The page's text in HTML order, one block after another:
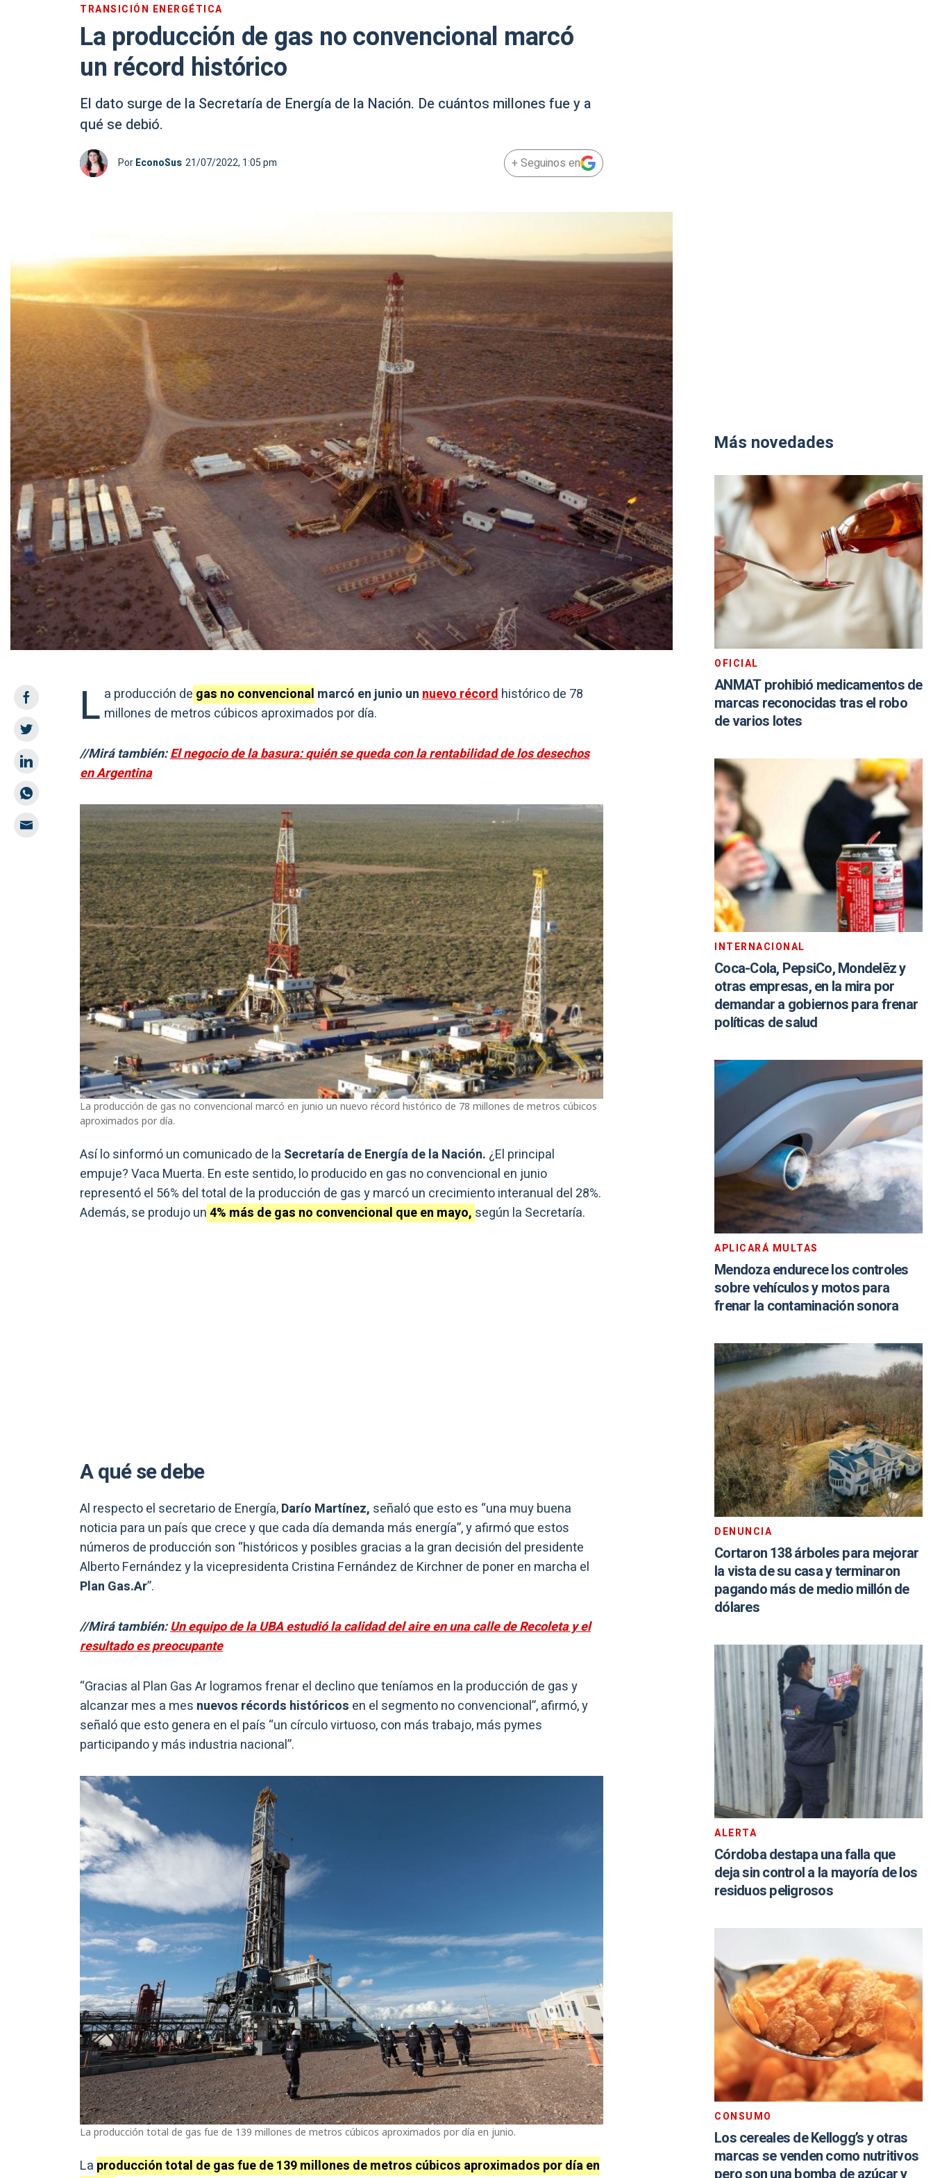
TRANSICIÓN ENERGÉTICA
La producción de gas no convencional marcó
un récord histórico
El dato surge de la Secretaría de Energía de la Nación. De cuántos millones fue y a
qué se debió.
PorEconoSus 21/07/2022, 1:05 pm + Seguinos en
L a producción de gas no convencional marcó en junio unnuevo récordhistórico de 78
millones de metros cúbicos aproximados por día.
//Mirá también:El negocio de la basura: quién se queda con la rentabilidad de los desechos
en Argentina
La producción de gas no convencional marcó en junio un nuevo récord histórico de 78 millones de metros cúbicos
aproximados por día.
Así lo sinformó un comunicado de la Secretaría de Energía de la Nación. ¿El principal
empuje? Vaca Muerta. En este sentido, lo producido en gas no convencional en junio
representó el 56% del total de la producción de gas y marcó un crecimiento interanual del 28%.
Además, se produjo un4% más de gas no convencional que en mayo, según la Secretaría.
A qué se debe
Al respecto el secretario de Energía,Darío Martínez, señaló que esto es “una muy buena
noticia para un país que crece y que cada día demanda más energía”, y afirmó que estos
números de producción son “históricos y posibles gracias a la gran decisión del presidente
Alberto Fernández y la vicepresidenta Cristina Fernández de Kirchner de poner en marcha el
Plan Gas.Ar”.
//Mirá también:Un equipo de la UBA estudió la calidad del aire en una calle de Recoleta y el
resultado es preocupante
“Gracias al Plan Gas Ar logramos frenar el declino que teníamos en la producción de gas y
alcanzar mes a mes nuevos récords históricos en el segmento no convencional”, afirmó, y
señaló que esto genera en el país “un círculo virtuoso, con más trabajo, más pymes
participando y más industria nacional”.
La producción total de gas fue de 139 millones de metros cúbicos aproximados por día en junio.
La producción total de gas fue de 139 millones de metros cúbicos aproximados por día en
Más novedades
OFICIAL
ANMAT prohibió medicamentos de
marcas reconocidas tras el robo
de varios lotes
INTERNACIONAL
Coca-Cola, PepsiCo, Mondelēz y
otras empresas, en la mira por
demandar a gobiernos para frenar
políticas de salud
APLICARÁ MULTAS
Mendoza endurece los controles
sobre vehículos y motos para
frenar la contaminación sonora
DENUNCIA
Cortaron 138 árboles para mejorar
la vista de su casa y terminaron
pagando más de medio millón de
dólares
ALERTA
Córdoba destapa una falla que
deja sin control a la mayoría de los
residuos peligrosos
CONSUMO
Los cereales de Kellogg’s y otras
marcas se venden como nutritivos